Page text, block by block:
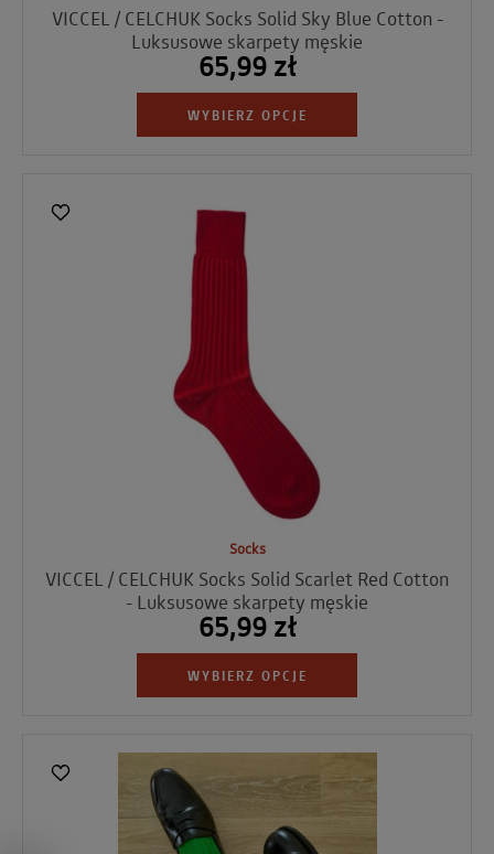
VICCEL / CELCHUK Socks Solid Sky Blue Cotton -
Luksusowe skarpety męskie
65,99 zł
WYBIERZ OPCJE
Socks
VICCEL / CELCHUK Socks Solid Scarlet Red Cotton
- Luksusowe skarpety męskie
65,99 zł
WYBIERZ OPCJE